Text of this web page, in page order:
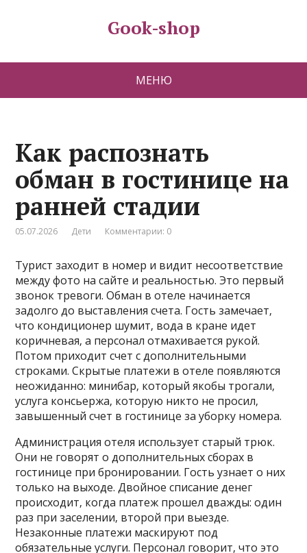
Gook-shop
МЕНЮ
Как распознать
обман в гостинице на
ранней стадии
05.07.2026 Дети Комментарии: 0
Турист заходит в номер и видит несоответствие
между фото на сайте и реальностью. Это первый
звонок тревоги. Обман в отеле начинается
задолго до выставления счета. Гость замечает‚
что кондиционер шумит‚ вода в кране идет
коричневая‚ а персонал отмахивается рукой.
Потом приходит счет с дополнительными
строками. Скрытые платежи в отеле появляются
неожиданно: минибар‚ который якобы трогали‚
услуга консьержа‚ которую никто не просил‚
завышенный счет в гостинице за уборку номера.
Администрация отеля использует старый трюк.
Они не говорят о дополнительных сборах в
гостинице при бронировании. Гость узнает о них
только на выходе. Двойное списание денег
происходит‚ когда платеж прошел дважды: один
раз при заселении‚ второй при выезде.
Незаконные платежи маскируют под
обязательные услуги. Персонал говорит‚ что это